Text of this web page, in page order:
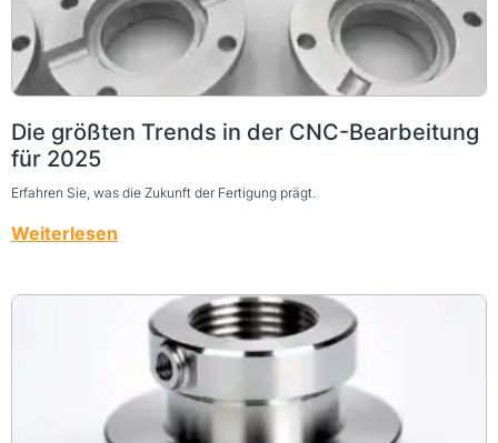
Die größten Trends in der CNC-Bearbeitung
für 2025
Erfahren Sie, was die Zukunft der Fertigung prägt.
Weiterlesen